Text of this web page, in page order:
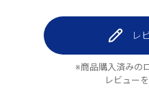
レ
※商品購入済みの
レビュー